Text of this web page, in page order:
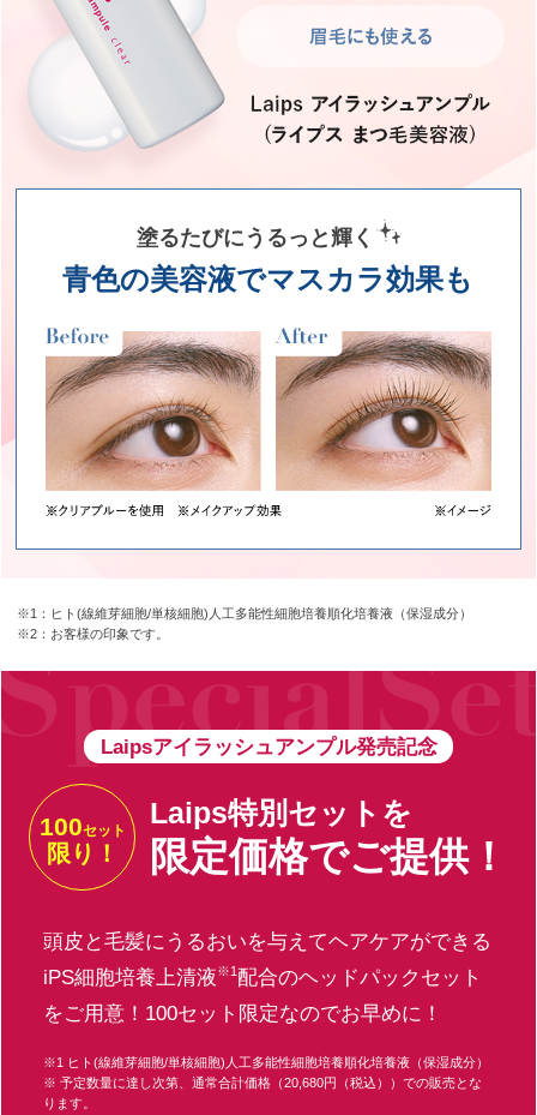
塗るたびにうるっと輝く
青色の美容液でマスカラ効果も
※1：ヒト(線維芽細胞/単核細胞)人工多能性細胞培養順化培養液（保湿成分）
※2：お客様の印象です。
Laipsアイラッシュアンプル発売記念
100セット
限り！
Laips特別セットを
限定価格でご提供！
頭皮と毛髪にうるおいを与えてヘアケアができる
iPS細胞培養上清液※1配合のヘッドパックセット
をご用意！100セット限定なのでお早めに！
※1 ヒト(線維芽細胞/単核細胞)人工多能性細胞培養順化培養液（保湿成分）
※ 予定数量に達し次第、通常合計価格（20,680円（税込））での販売とな
ります。